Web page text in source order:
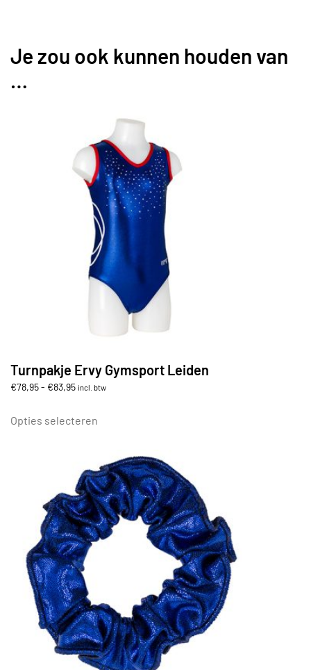
Je zou ook kunnen houden van
…
Turnpakje Ervy Gymsport Leiden
€78,95- €83,95Prijsklasse:
incl. btw
Opties selecteren
meerdere
variaties.
Deze
optie
kan
gekozen
productpagina